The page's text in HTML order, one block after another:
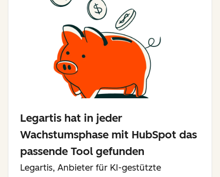
Legartis hat in jeder
Wachstumsphase mit HubSpot das
passende Tool gefunden
Legartis, Anbieter für KI-gestützte